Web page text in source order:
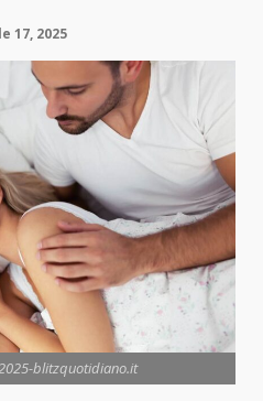
17, 2025
blitzquotidiano.it